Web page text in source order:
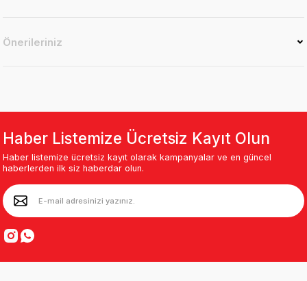
Önerileriniz
Haber Listemize Ücretsiz Kayıt Olun
Haber listemize ücretsiz kayıt olarak kampanyalar ve en güncel
haberlerden ilk siz haberdar olun.